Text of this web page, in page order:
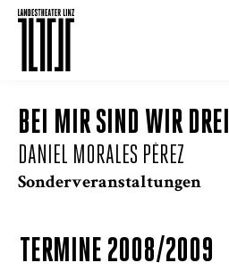
BEI MIR SIND WIR DREI
DANIEL MORALES PÉREZ
Sonderveranstaltungen
TERMINE 2008/2009